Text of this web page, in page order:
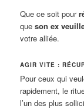
Que ce soit pour
queson ex
votre alliée.
AGIR VITE :
Pour ceux qui
rapidement, le
l’un des plus